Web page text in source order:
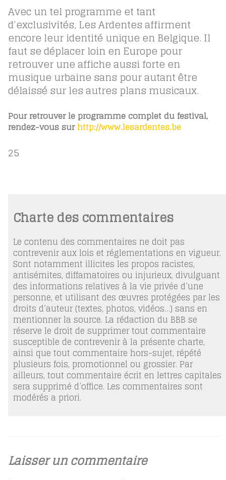
Avec un tel programme et tant
d’exclusivités, Les Ardentes affirment
encore leur identité unique en Belgique. Il
faut se déplacer loin en Europe pour
retrouver une affiche aussi forte en
musique urbaine sans pour autantêtre
délaissé sur les autres plans musicaux.
Pour retrouver le programme complet du festival,
rendez-vous surhttp://www.lesardentes.be
25
Charte des commentaires
Le contenu des commentaires ne doit pas
contrevenir aux lois et réglementations en vigueur.
Sont notamment illicites les propos racistes,
antisémites, diffamatoires ou injurieux, divulguant
des informations relatives à la vie privée d’une
personne, et utilisant des œuvres protégées par les
droits d’auteur (textes, photos, vidéos…) sans en
mentionner la source. La rédaction du BBB se
réserve le droit de supprimer tout commentaire
susceptible de contrevenir à la présente charte,
ainsi que tout commentaire hors-sujet, répété
plusieurs fois, promotionnel ou grossier. Par
ailleurs, tout commentaire écrit en lettres capitales
sera supprimé d’office. Les commentaires sont
modérés a priori.
Laisser un commentaire